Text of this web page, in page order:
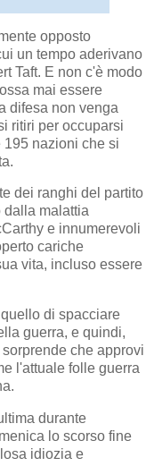
opposto
un tempo aderivano
Taft. E non c'è modo
mai essere
difesa non venga
ritiri per occuparsi
nazioni che si
dei ranghi del partito
dalla malattia
e innumerevoli
cariche
vita, incluso essere
di spacciare
guerra, e quindi,
che approvi
l'attuale folle guerra
durante
lo scorso fine
idiozia e